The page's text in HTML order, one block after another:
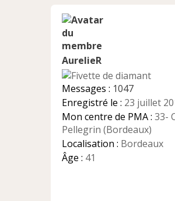
AurelieR
Messages : 1047
Enregistré le : 23 juillet
Mon centre de PMA : 33-
Pellegrin (Bordeaux)
Localisation : Bordeaux
Âge : 41